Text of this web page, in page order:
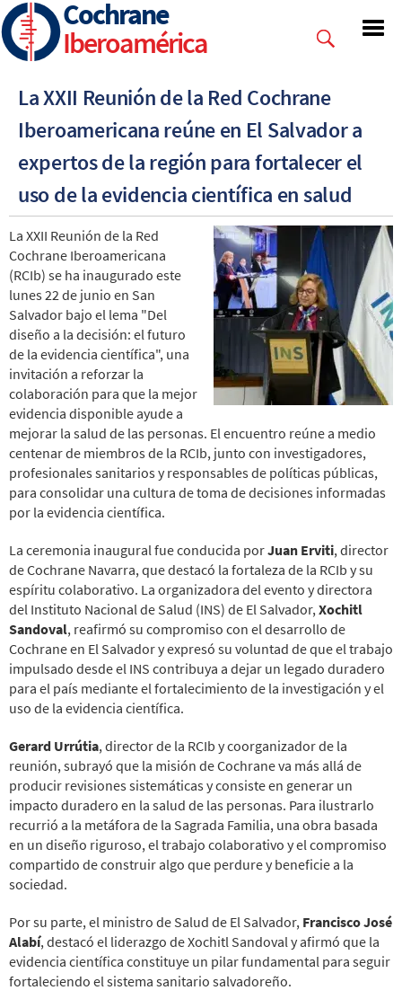
Skip
to
main
Cochrane
Iberoamérica
La XXII Reunión de la Red Cochrane
Iberoamericana reúne en El Salvador a
expertos de la región para fortalecer el
uso de la evidencia científica en salud
La XXII Reunión de la Red
Cochrane Iberoamericana
(RCIb) se ha inaugurado este
lunes 22 de junio en San
Salvador bajo el lema "Del
diseño a la decisión: el futuro
de la evidencia científica", una
invitación a reforzar la
colaboración para que la mejor
evidencia disponible ayude a
mejorar la salud de las personas. El encuentro reúne a medio
centenar de miembros de la RCIb, junto con investigadores,
profesionales sanitarios y responsables de políticas públicas,
para consolidar una cultura de toma de decisiones informadas
por la evidencia científica.
La ceremonia inaugural fue conducida porJuan Erviti, director
de Cochrane Navarra, que destacó la fortaleza de la RCIb y su
espíritu colaborativo. La organizadora del evento y directora
del Instituto Nacional de Salud (INS) de El Salvador, Xochitl
Sandoval, reafirmó su compromiso con el desarrollo de
Cochrane en El Salvador y expresó su voluntad de que el trabajo
impulsado desde el INS contribuya a dejar un legado duradero
para el país mediante el fortalecimiento de la investigación y el
uso de la evidencia científica.
Gerard Urrútia, director de la RCIb y coorganizador de la
reunión, subrayó que la misión de Cochrane va más allá de
producir revisiones sistemáticas y consiste en generar un
impacto duradero en la salud de las personas. Para ilustrarlo
recurrió a la metáfora de la Sagrada Familia, una obra basada
en un diseño riguroso, el trabajo colaborativo y el compromiso
compartido de construir algo que perdure y beneficie a la
sociedad.
Por su parte, el ministro de Salud de El Salvador, Francisco José
Alabí, destacó el liderazgo de Xochitl Sandoval y afirmó que la
evidencia científica constituye un pilar fundamental para seguir
fortaleciendo el sistema sanitario salvadoreño.